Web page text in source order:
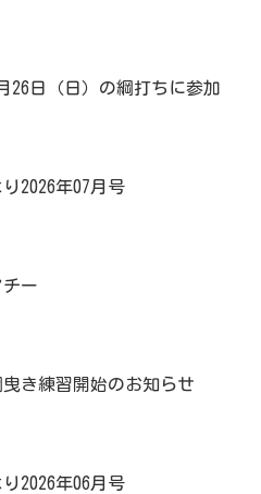
26日（日）の綱打ちに参加
2026年07月号
チー
き練習開始のお知らせ
2026年06月号